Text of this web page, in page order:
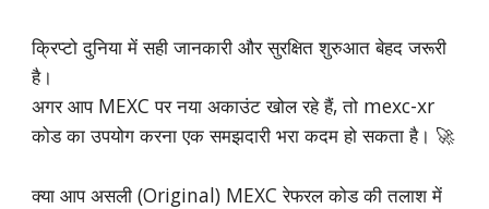
क्रिप्टो दुनिया में सही जानकारी और सुरक्षित शुरुआत बेहद जरूरी
है।
अगर आप MEXC पर नया अकाउंट खोल रहे हैं, तो mexc-xr
कोड का उपयोग करना एक समझदारी भरा कदम हो सकता है। 🚀
क्या आप असली (Original) MEXC रेफरल कोड की तलाश में